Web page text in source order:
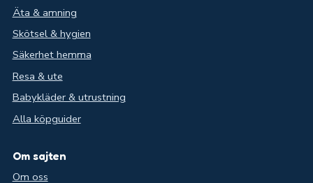
Äta & amning
Skötsel & hygien
Säkerhet hemma
Resa & ute
Babykläder & utrustning
Alla köpguider
Om sajten
Om oss